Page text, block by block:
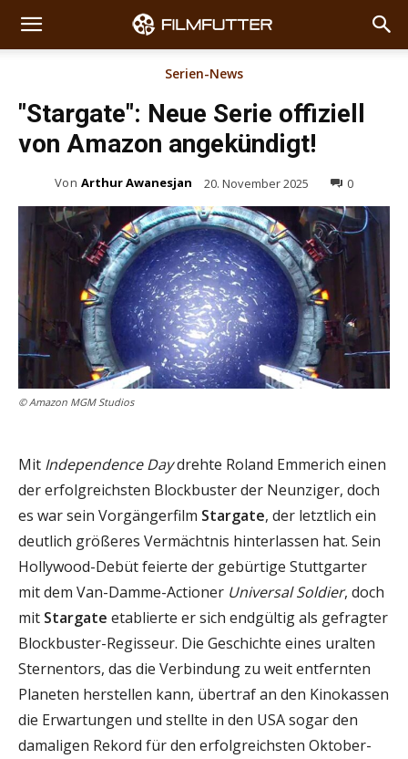
Serien-News
"Stargate": Neue Serie offiziell
von Amazon angekündigt!
Von Arthur Awanesjan 20. November 2025 0
© Amazon MGM Studios
Mit Independence Daydrehte Roland Emmerich einen
der erfolgreichsten Blockbuster der Neunziger, doch
es war sein Vorgängerfilm Stargate, der letztlich ein
deutlich größeres Vermächtnis hinterlassen hat. Sein
Hollywood-Debüt feierte der gebürtige Stuttgarter
mit dem Van-Damme-Actioner Universal Soldier, doch
mit Stargate etablierte er sich endgültig als gefragter
Blockbuster-Regisseur. Die Geschichte eines uralten
Sternentors, das die Verbindung zu weit entfernten
Planeten herstellen kann, übertraf an den Kinokassen
die Erwartungen und stellte in den USA sogar den
damaligen Rekord für den erfolgreichsten Oktober-